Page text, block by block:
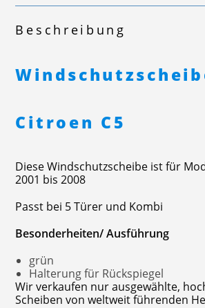
Beschreibung
Citroen C5
Diese Windschutzscheibe ist für
2001 bis 2008
Passt bei 5 Türer und Kombi
Besonderheiten/ Ausführung
grün
Halterung für Rückspiegel
Wir verkaufen nur ausgewählte,
Scheiben von weltweit führenden